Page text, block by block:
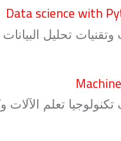
Data science with
تحليل البيانات
تعلم الآلات